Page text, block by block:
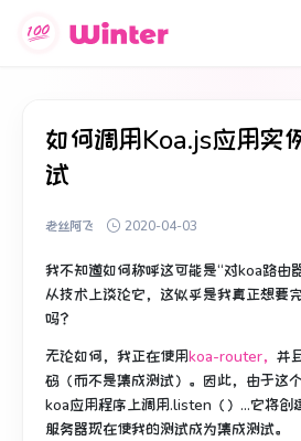
如何调用Koa.js应用实
试
老丝阿飞 2020-04-03
我不知道如何称呼这可能是“对koa路由
从技术上谈论它，这似乎是我真正想要
吗？
无论如何，我正在使用koa-router， 并
码（而不是集成测试）。 因此，由于这
koa应用程序上调用.listen（）...它将
服务器现在使我的测试成为集成测试。